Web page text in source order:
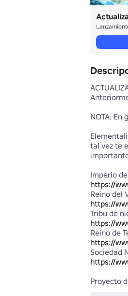
NOTA: En
tal vez te
https://
https://
https://
https://
https://
Proyecto